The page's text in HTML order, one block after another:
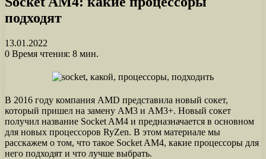
подходят
13.01.2022
0 Время чтения: 8 мин.
В 2016 году компания AMD представила новый сокет,
который пришел на замену AM3 и AM3+. Новый сокет
получил название Socket AM4 и предназначается в основном
для новых процессоров RyZen. В этом материале мы
расскажем о том, что такое Socket AM4, какие процессоры для
него подходят и что лучше выбрать.